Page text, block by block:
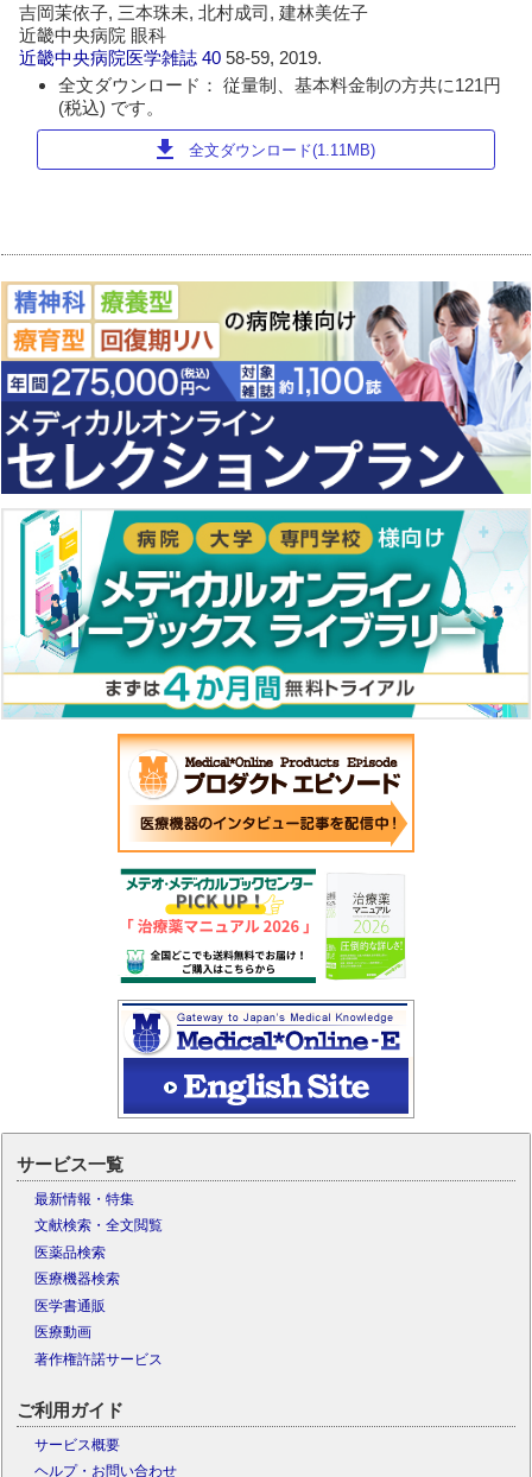
吉岡茉依子, 三本珠未, 北村成司, 建林美佐子
近畿中央病院 眼科
近畿中央病院医学雑誌 4058-59, 2019.
全文ダウンロード： 従量制、基本料金制の方共に121円
(税込) です。
download 全文ダウンロード(1.11MB)
サービス一覧
最新情報・特集
文献検索・全文閲覧
医薬品検索
医療機器検索
医学書通販
医療動画
著作権許諾サービス
ご利用ガイド
サービス概要
ヘルプ・お問い合わせ